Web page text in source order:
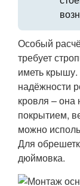
Особый
требует
иметь
надёжности
кровля – она
покрытием,
можно
Для
дюймовка.